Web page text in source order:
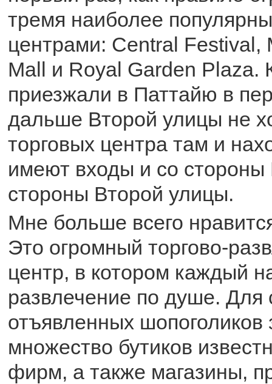
тремя наиболее
центрами: Central Festival,
Mall и Royal Garden Plaza.
приезжали в Паттайю в
дальше Второй улицы не
торговых центра там и
имеют входы и со
стороны Второй улицы.
Мне больше всего
Это огромный торгово-
центр, в котором каждый
развлечение по душе. Для
отъявленных шопоголиков
множество бутиков
фирм, а также магазины,